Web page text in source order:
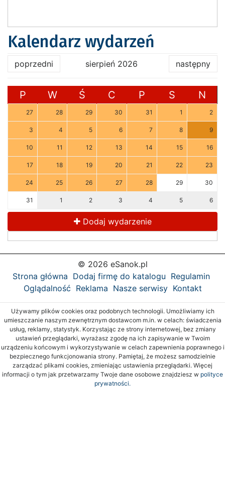
Kalendarz wydarzeń
poprzedni sierpień 2026 następny
P W Ś C P S N
27 28 29 30 31 1 2
3 4 5 6 7 8 9
10 11 12 13 14 15 16
17 18 19 20 21 22 23
24 25 26 27 28 29 30
31 1 2 3 4 5 6
Dodaj wydarzenie
© 2026 eSanok.pl
Strona główna Dodaj firmę do katalogu Regulamin
Oglądalność Reklama Nasze serwisy Kontakt
Używamy plików cookies oraz podobnych technologii. Umożliwiamy ich
umieszczanie naszym zewnętrznym dostawcom m.in. w celach: świadczenia
usług, reklamy, statystyk. Korzystając ze strony internetowej, bez zmiany
ustawień przeglądarki, wyrażasz zgodę na ich zapisywanie w Twoim
urządzeniu końcowym i wykorzystywanie w celach zapewnienia poprawnego i
bezpiecznego funkcjonowania strony. Pamiętaj, że możesz samodzielnie
zarządzać plikami cookies, zmieniając ustawienia przeglądarki. Więcej
informacji o tym jak przetwarzamy Twoje dane osobowe znajdziesz w polityce
prywatności.